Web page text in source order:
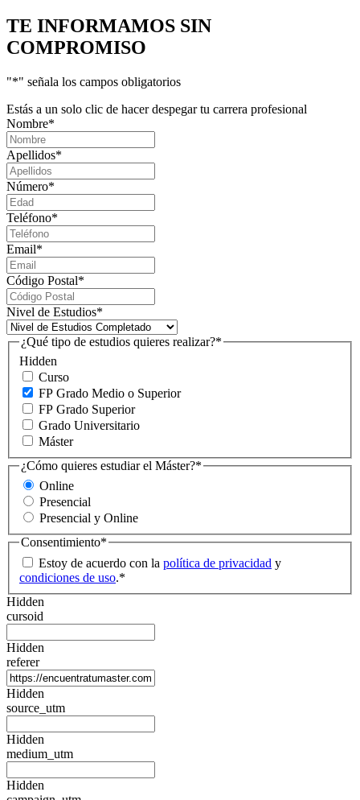
TE INFORMAMOS SIN
COMPROMISO
"*" señala los campos obligatorios
Estás a un solo clic de hacer despegar tu carrera profesional
Nombre*
Apellidos*
Número*
Teléfono*
Email*
Código Postal*
Nivel de Estudios*
Hidden
¿Qué tipo de estudios quieres realizar?*
Curso
FP Grado Medio o Superior
FP Grado Superior
Grado Universitario
Máster
¿Cómo quieres estudiar el Máster?*
Online
Presencial
Presencial y Online
Consentimiento*
Estoy de acuerdo con la política de privacidad y
condiciones de uso.*
Hidden
cursoid
Hidden
referer
Hidden
source_utm
Hidden
medium_utm
Hidden